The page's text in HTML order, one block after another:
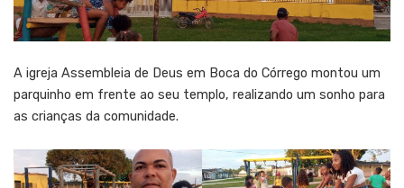
A igreja Assembleia de Deus em Boca do Córrego montou um
parquinho em frente ao seu templo, realizando um sonho para
as crianças da comunidade.